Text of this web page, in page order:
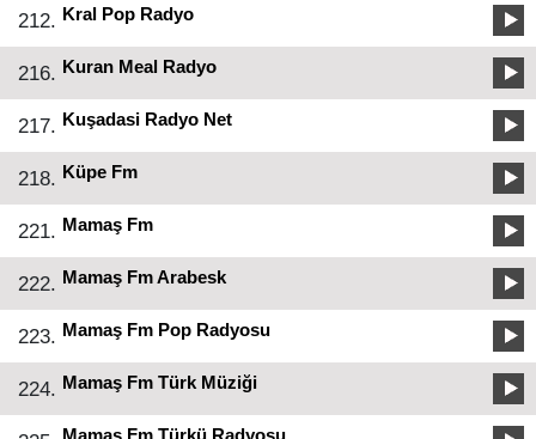
212. Kral Pop Radyo
216. Kuran Meal Radyo
217. Kuşadasi Radyo Net
218. Küpe Fm
221. Mamaş Fm
222. Mamaş Fm Arabesk
223. Mamaş Fm Pop Radyosu
224. Mamaş Fm Türk Müziği
Mamaş Fm Türkü Radyosu